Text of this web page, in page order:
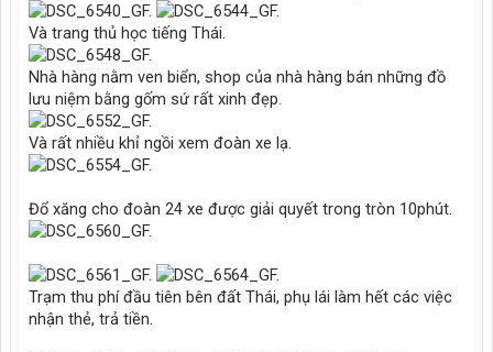
Và trang thủ học tiếng Thái.
Nhà hàng nằm ven biển, shop của nhà hàng bán những đồ
lưu niệm bằng gốm sứ rất xinh đẹp.
Và rất nhiều khỉ ngồi xem đoàn xe lạ.
Đổ xăng cho đoàn 24 xe được giải quyết trong tròn 10phút.
Trạm thu phí đầu tiên bên đất Thái, phụ lái làm hết các việc
nhận thẻ, trả tiền.